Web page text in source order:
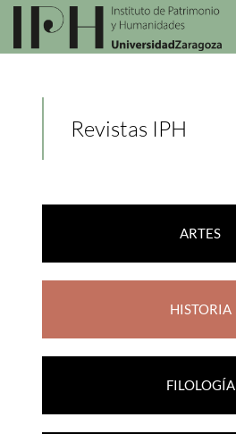
Revistas IPH
ARTES
HISTORIA
FILOLOGÍA